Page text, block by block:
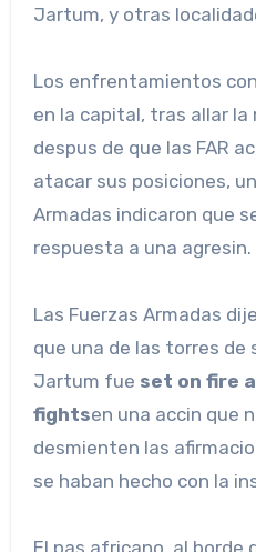
Jartum, y otras
Los enfrentamientos
en la capital, tras allar la
despus de que las FAR
atacar sus posiciones,
Armadas indicaron que
respuesta a una agresin.
Las Fuerzas Armadas
que una de las torres de
Jartum fue set on fire
fightsen una accin que
desmienten las
se haban hecho con la
El pas africano, al borde